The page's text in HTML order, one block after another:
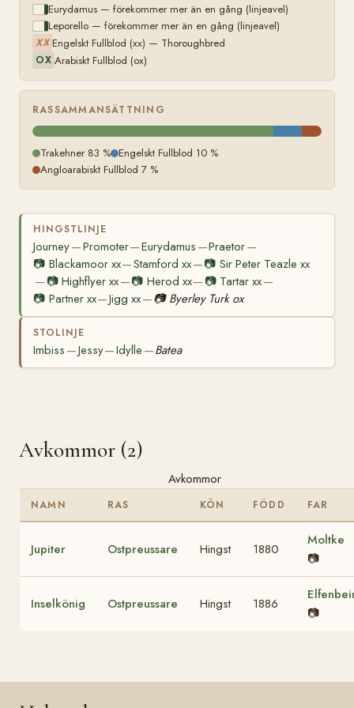
Eurydamus — förekommer mer än en gång (linjeavel)
Leporello — förekommer mer än en gång (linjeavel)
XX Engelskt Fullblod (xx) — Thoroughbred
OX Arabiskt Fullblod (ox)
RASSAMMANSÄTTNING
Trakehner 83 % Engelskt Fullblod 10 %
Angloarabiskt Fullblod 7 %
HINGSTLINJE
Journey—Promoter—Eurydamus —Praetor—
📷 Blackamoor xx—Stamford xx—📷 Sir Peter Teazle xx
— 📷Highflyer xx—📷 Herod xx— 📷 Tartar xx—
📷 Partner xx—Jigg xx—📷 Byerley Turk ox
STOLINJE
Imbiss —Jessy—Idylle —Batea
Avkommor (2)
Avkommor
NAMN RAS KÖN FÖDD FAR
Jupiter Ostpreussare Hingst 1880
Moltke
📷
Inselkönig Ostpreussare Hingst 1886
📷